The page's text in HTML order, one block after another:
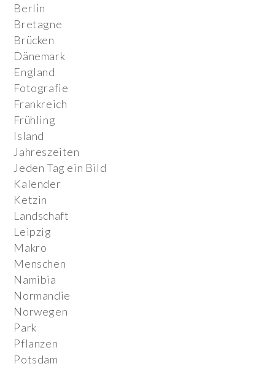
Berlin
Bretagne
Brücken
Dänemark
England
Fotografie
Frankreich
Frühling
Island
Jahreszeiten
Jeden Tag ein Bild
Kalender
Ketzin
Landschaft
Leipzig
Makro
Menschen
Namibia
Normandie
Norwegen
Park
Pflanzen
Potsdam